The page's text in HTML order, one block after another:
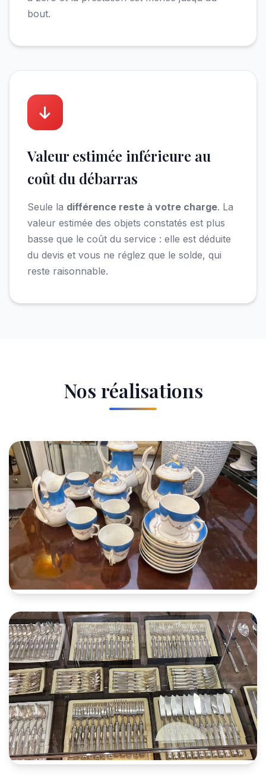
bout.
Valeur estimée inférieure au
coût du débarras
Seule la différence reste à votre charge. La
valeur estimée des objets constatés est plus
basse que le coût du service : elle est déduite
du devis et vous ne réglez que le solde, qui
reste raisonnable.
Nos réalisations